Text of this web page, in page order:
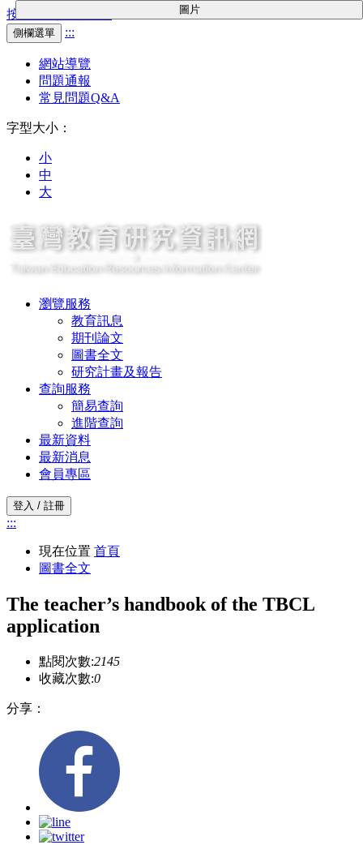
按Enter到主內容區
側欄選單 :::
網站導覽
問題通報
常見問題Q&A
字型大小：
小
中
大
瀏覽服務
教育訊息
期刊論文
圖書全文
研究計畫及報告
查詢服務
簡易查詢
進階查詢
最新資料
最新消息
會員專區
登入 / 註冊
:::
現在位置 首頁
圖書全文
The teacher’s handbook of the TBCL
application
點閱次數:2145
收藏次數:0
分享：
圖片